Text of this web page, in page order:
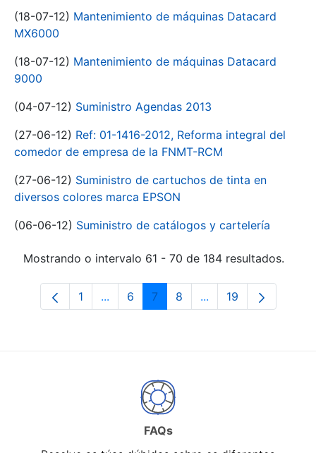
(18-07-12) Mantenimiento de máquinas Datacard
MX6000
(18-07-12) Mantenimiento de máquinas Datacard
9000
(04-07-12) Suministro Agendas 2013
(27-06-12) Ref: 01-1416-2012, Reforma integral del
comedor de empresa de la FNMT-RCM
(27-06-12) Suministro de cartuchos de tinta en
diversos colores marca EPSON
(06-06-12) Suministro de catálogos y cartelería
Mostrando o intervalo 61 - 70 de 184 resultados.
Páxina
1 ...Páxinas intermedias Use pestaña para
Páxina
6 Páxina
7 Páxina
8 ...Páxinas intermedias
Páxina
19
FAQs